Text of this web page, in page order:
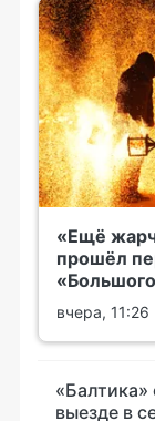
«Ещё
прошёл
вчера, 11:26
выезде в